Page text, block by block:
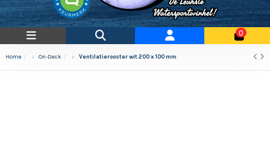
0
Home On-Deck Ventilatierooster wit 200 x 100 mm